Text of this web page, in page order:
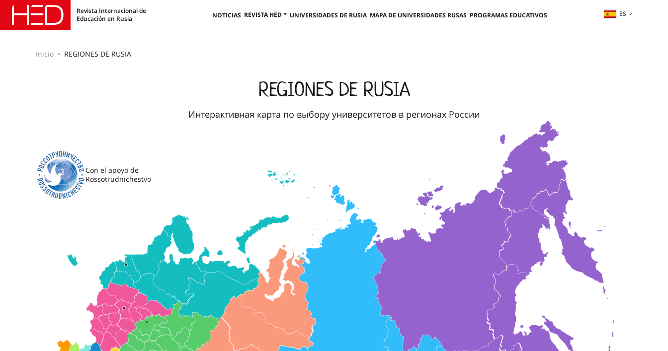
Revista Internacional de
Educación en Rusia
NOTICIAS REVISTA HED UNIVERSIDADES DE RUSIA MAPA DE UNIVERSIDADES RUSAS PROGRAMAS EDUCATIVOS ES
Inicio REGIONES DE RUSIA
REGIONES DE RUSIA
Интерактивная карта по выбору университетов в регионах России
Con el apoyo de
Rossotrudnichestvo